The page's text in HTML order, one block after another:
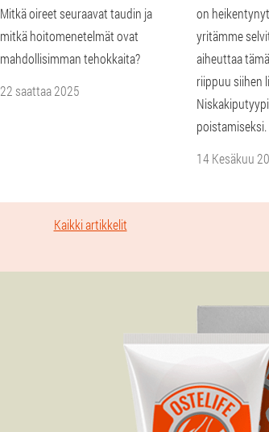
Mitkä oireet seuraavat taudin ja
mitkä hoitomenetelmät ovat
mahdollisimman tehokkaita?
22 saattaa 2025
on
yritämme
aiheuttaa
riippuu siihen
poistamiseksi.
14 Kesäkuu
Kaikki artikkelit